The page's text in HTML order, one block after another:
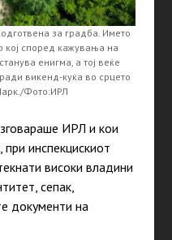
за градба. Името
кој според кажувања на
енигма, а тој веќе
викенд-куќа во срцето
Фото:ИРЛ
ИРЛ и кои
инспекцискиот
високи владини
сепак,
документи на